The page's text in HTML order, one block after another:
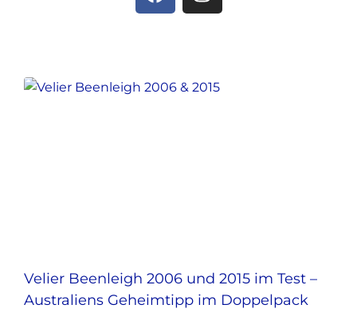
Velier Beenleigh 2006 und 2015 im Test –
Australiens Geheimtipp im Doppelpack